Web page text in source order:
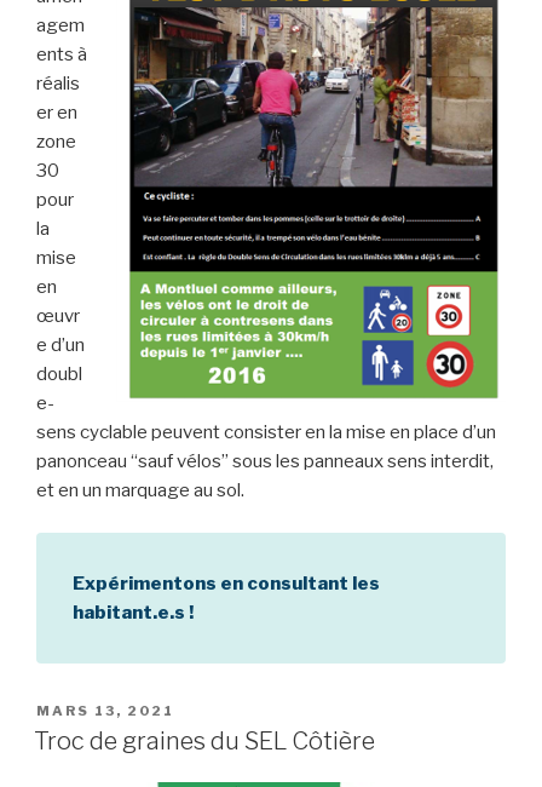
agem
ents à
réalis
er en
zone
30
pour
la
mise
en
œuvr
e d’un
doubl
e-
sens cyclable peuvent consister en la mise en place d’un
panonceau “sauf vélos” sous les panneaux sens interdit,
et en un marquage au sol.
Expérimentons en consultant les
habitant.e.s !
PUBLIÉ
LE
MARS 13, 2021
Troc de graines du SEL Côtière